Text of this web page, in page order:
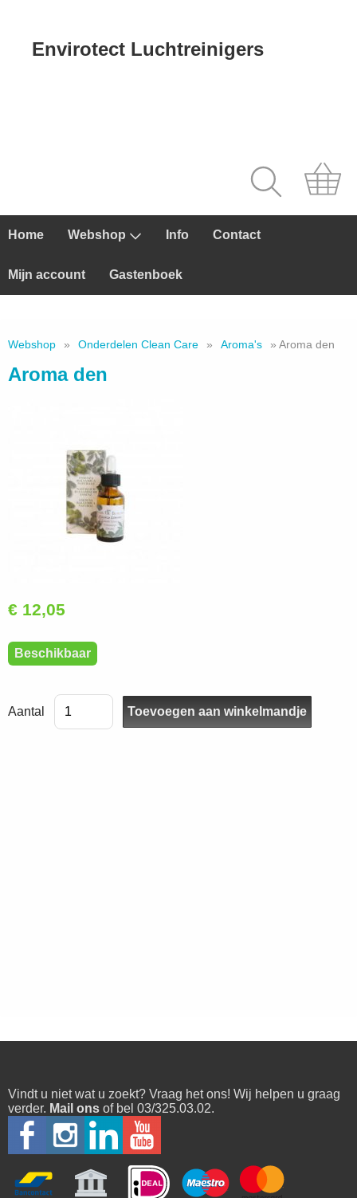
Envirotect Luchtreinigers
Home Webshop Info Contact
Mijn account Gastenboek
Webshop » Onderdelen Clean Care » Aroma's » Aroma den
Aroma den
€ 12,05
Beschikbaar
Aantal
Vindt u niet wat u zoekt? Vraag het ons! Wij helpen u graag
verder. Mail ons of bel 03/325.03.02.